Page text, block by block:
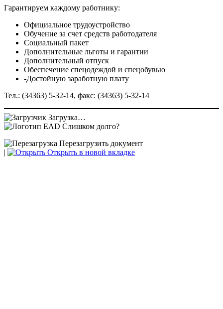
Гарантируем каждому работнику:
Официальное трудоустройство
Обучение за счет средств работодателя
Социальный пакет
Дополнительные льготы и гарантии
Дополнительный отпуск
Обеспечение спецодеждой и спецобувью
-Достойную заработную плату
Тел.: (34363) 5-32-14, факс: (34363) 5-32-14
Загрузка…
Слишком долго?
Перезагрузить документ
|
Открыть в новой вкладке